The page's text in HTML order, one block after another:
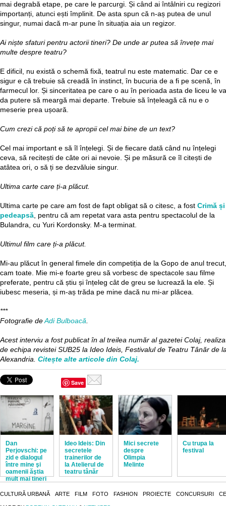
mai degrabă etape, pe care le parcurgi. Și când ai întâlniri cu regizori
importanți, atunci ești împlinit. De asta spun că n-aș putea de unul
singur, numai dacă m-ar pune în situația aia un regizor.
Ai niște sfaturi pentru actorii tineri? De unde ar putea să învețe mai
multe despre teatru?
E dificil, nu există o schemă fixă, teatrul nu este matematic. Dar ce e
sigur e că trebuie să creadă în instinct, în bucuria de a fi pe scenă, în
farmecul lor. Și sinceritatea pe care o au în perioada asta de liceu le va
da putere să meargă mai departe. Trebuie să înțeleagă că nu e o
meserie prea ușoară.
Cum crezi că poți să te apropii cel mai bine de un text?
Cel mai important e să îl înțelegi. Și de fiecare dată când nu înțelegi
ceva, să recitești de câte ori ai nevoie. Și pe măsură ce îl citești de
atâtea ori, o să ți se dezvăluie singur.
Ultima carte care ți-a plăcut.
Ultima carte pe care am fost de fapt obligat să o citesc, a fost Crimă și
pedeapsă, pentru că am repetat vara asta pentru spectacolul de la
Bulandra, cu Yuri Kordonsky. M-a terminat.
Ultimul film care ți-a plăcut.
Mi-au plăcut în general fimele din competiția de la Gopo de anul trecut,
cam toate. Mie mi-e foarte greu să vorbesc de spectacole sau filme
preferate, pentru că știu și înțeleg cât de greu se lucrează la ele. Și
iubesc meseria, și m-aș trăda pe mine dacă nu mi-ar plăcea.
***
Fotografie deAdi Bulboacă.
Acest interviu a fost publicat în al treilea număr al gazetei Colaj,
de echipa revistei SUB25 la Ideo Ideis, Festivalul de Teatru Tânăr de
Alexandria. Citește alte articole din Colaj.
Save
Dan
Perjovschi: pe
zid e dialogul
între mine şi
oamenii ăştia
mult mai tineri
Ideo Ideis: Din
secretele
trainerilor de
la Atelierul de
teatru tânăr
Mici secrete
despre
Olimpia
Melinte
Cu trupa la
festival
CULTURĂ URBANĂ ARTE FILM FOTO FASHION PROIECTE CONCURSURI